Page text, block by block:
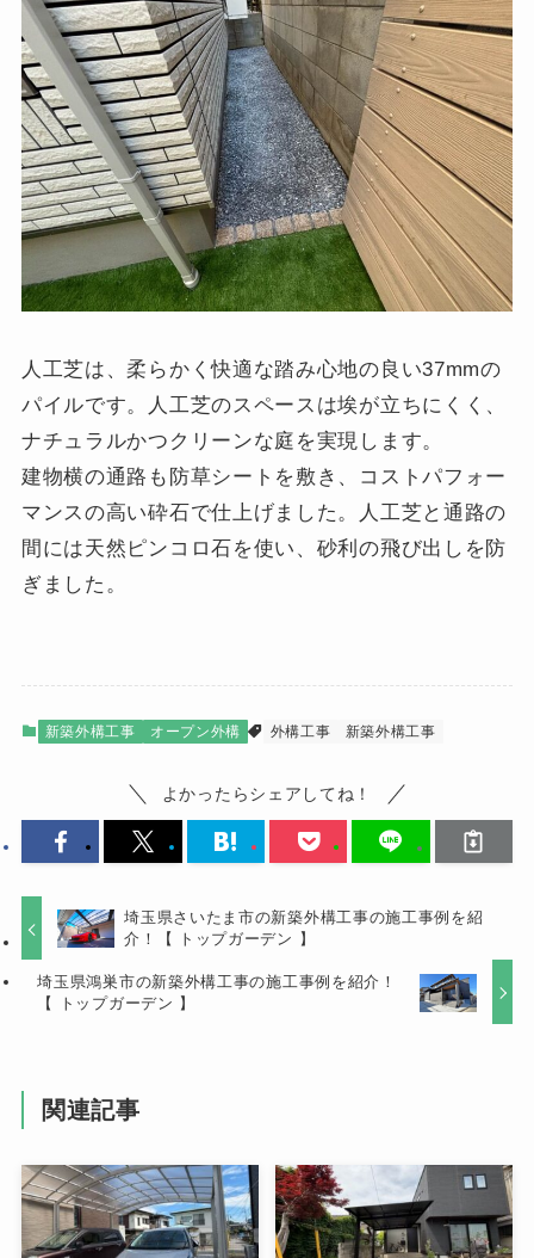
人工芝は、柔らかく快適な踏み心地の良い37mmの
パイルです。人工芝のスペースは埃が立ちにくく、
ナチュラルかつクリーンな庭を実現します。
建物横の通路も防草シートを敷き、コストパフォー
マンスの高い砕石で仕上げました。人工芝と通路の
間には天然ピンコロ石を使い、砂利の飛び出しを防
ぎました。
新築外構工事 オープン外構 外構工事 新築外構工事
よかったらシェアしてね！
埼玉県さいたま市の新築外構工事の施工事例を紹
介！【 トップガーデン 】
埼玉県鴻巣市の新築外構工事の施工事例を紹介！
【 トップガーデン 】
関連記事